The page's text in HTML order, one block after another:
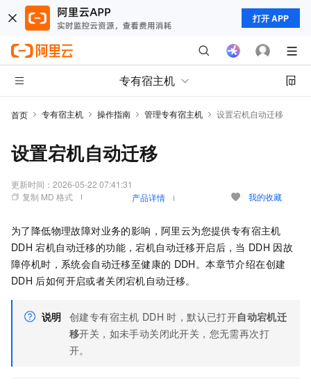
打开 APP
专有宿主机
首页 专有宿主机 操作指南 管理专有宿主机 设置宕机自动迁移
设置宕机自动迁移
更新时间： 2026-05-22 07:41:31
复制 MD 格式
产品详情 我的收藏
为了降低物理故障对业务的影响，阿里云为您提供专有宿主机
DDH 宕机自动迁移的功能，宕机自动迁移开启后，当 DDH 因故
障停机时，系统会自动迁移至健康的 DDH。本章节介绍在创建
DDH 后如何开启或者关闭宕机自动迁移。
说明 创建专有宿主机 DDH 时，默认已打开自动宕机迁
移开关，如未手动关闭此开关，您无需再次打
开。